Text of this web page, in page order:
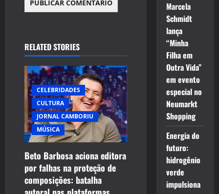
RELATED STORIES
CELEBRIDADES
CULTURA
JORNAL CAMBORIU
MÚSICA
Beto Barbosa aciona editora
por falhas na proteção de
composições: batalha
Marcela
Schmidt
lança
“Minha
Filha em
Outra Vida”
em evento
especial no
Neumarkt
Shopping
Energia do
futuro:
hidrogênio
verde
impulsiona